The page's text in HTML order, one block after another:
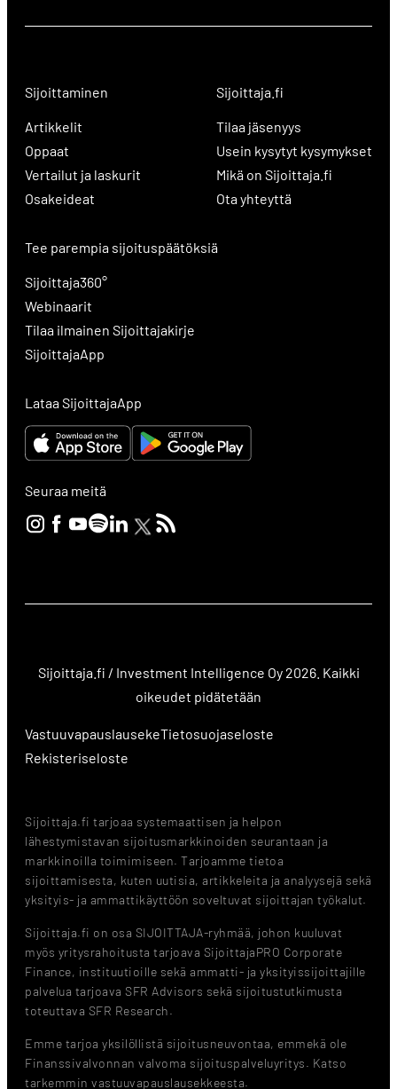
Sijoittaminen
Artikkelit
Oppaat
Vertailut ja laskurit
Osakeideat
Sijoittaja.fi
Tilaa jäsenyys
Usein kysytyt kysymykset
Mikä on Sijoittaja.fi
Ota yhteyttä
Tee parempia sijoituspäätöksiä
Sijoittaja360°
Webinaarit
Tilaa ilmainen Sijoittajakirje
SijoittajaApp
Lataa SijoittajaApp
Seuraa meitä
Sijoittaja.fi / Investment Intelligence Oy 2026. Kaikki
oikeudet pidätetään
VastuuvapauslausekeTietosuojaseloste
Rekisteriseloste
Sijoittaja.fi tarjoaa systemaattisen ja helpon
lähestymistavan sijoitusmarkkinoiden seurantaan ja
markkinoilla toimimiseen. Tarjoamme tietoa
sijoittamisesta, kuten uutisia, artikkeleita ja analyysejä sekä
yksityis- ja ammattikäyttöön soveltuvat sijoittajan työkalut.
Sijoittaja.fi on osa SIJOITTAJA-ryhmää, johon kuuluvat
myös yritysrahoitusta tarjoava SijoittajaPRO Corporate
Finance, instituutioille sekä ammatti- ja yksityissijoittajille
palvelua tarjoava SFR Advisors sekä sijoitustutkimusta
toteuttava SFR Research.
Emme tarjoa yksilöllistä sijoitusneuvontaa, emmekä ole
Finanssivalvonnan valvoma sijoituspalveluyritys. Katso
tarkemmin vastuuvapauslausekkeesta.